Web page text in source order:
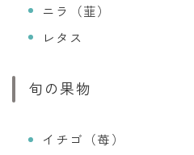
ニラ（韮）
レタス
旬の果物
イチゴ（苺）